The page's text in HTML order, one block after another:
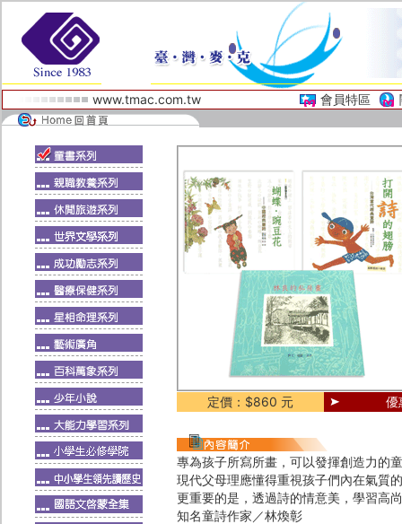
www.tmac.com.tw 會員特區
定價：$860 元 優
專為孩子所寫所畫，可以發揮創造力的
現代父母理應懂得重視孩子們內在氣質
更重要的是，透過詩的情意美，學習高
知名童詩作家／林煥彰